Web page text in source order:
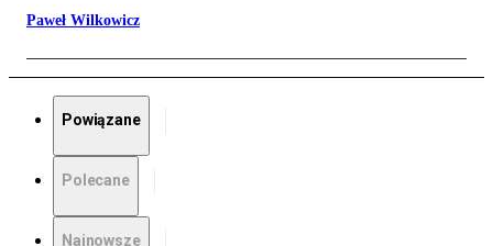
Paweł Wilkowicz
Powiązane
Polecane
Najnowsze